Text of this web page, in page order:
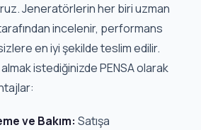
Jeneratörlerin her biri uzman
incelenir, performans
en iyi şekilde teslim edilir.
istediğinizde PENSA olarak
ve Bakım: Satışa